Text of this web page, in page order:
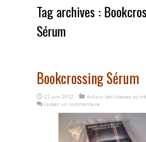
Tag archives :
Sérum
Bookcrossing Sérum
21 juin 2012
Autour des chasses au
Laisser un commentaire